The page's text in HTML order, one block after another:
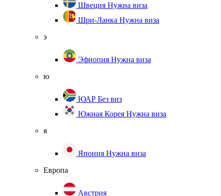
Швеция Нужна виза
Шри-Ланка Нужна виза
э
Эфиопия Нужна виза
ю
ЮАР Без виз
Южная Корея Нужна виза
я
Япония Нужна виза
Европа
Австрия